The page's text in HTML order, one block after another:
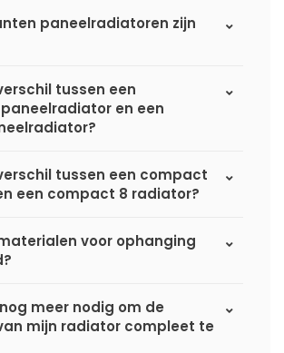
paneelradiatoren zijn
tussen een
en een
tussen een compact
een compact 8 radiator?
voor ophanging
meer nodig om de
mijn radiator compleet te